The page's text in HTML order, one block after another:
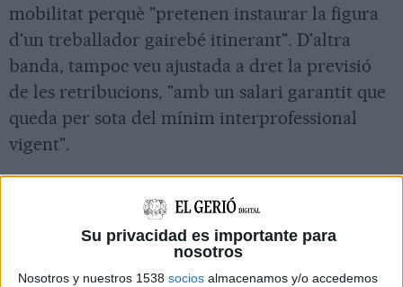
Su privacidad es importante para
nosotros
Nosotros y nuestros 1538 socios almacenamos y/o accedemos
mobilitat perquè "pretenen instaurar la figura
d'un treballador gairebé itinerant". D'altra
banda, tampoc veu ajustada a dret la previsió
de les retribucions, "amb un salari garantit que
queda per sota del mínim interprofessional
vigent".
L'organisme també conclou que el fet de no
concretar els complements retributius als que
el treballador pot tenir dret fan "impossible"
conèixer la retribució real i si aquesta s'ajusta,